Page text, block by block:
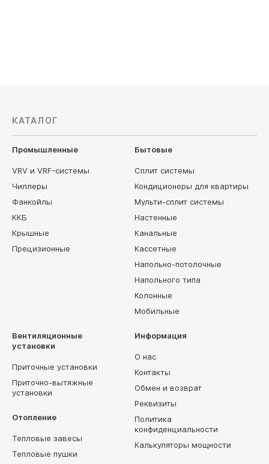
КАТАЛОГ
Промышленные
VRV и VRF-системы
Чиллеры
Фанкойлы
ККБ
Крышные
Прецизионные
Бытовые
Сплит системы
Кондиционеры для квартиры
Мульти-сплит системы
Настенные
Канальные
Кассетные
Напольно-потолочные
Напольного типа
Колонные
Мобильные
Вентиляционные
установки
Приточные установки
Приточно-вытяжные
установки
Отопление
Тепловые завесы
Тепловые пушки
Информация
О нас
Контакты
Обмен и возврат
Реквизиты
Политика
конфиденциальности
Калькуляторы мощности